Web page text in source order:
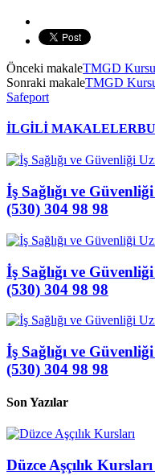
Önceki makaleTMGD
Sonraki makaleTMGD
Safeport
İLGİLİ MAKALELER
İş Sağlığı ve
(530) 304 98 98
İş Sağlığı ve
(530) 304 98 98
İş Sağlığı ve
(530) 304 98 98
Son Yazılar
Düzce Aşçılık